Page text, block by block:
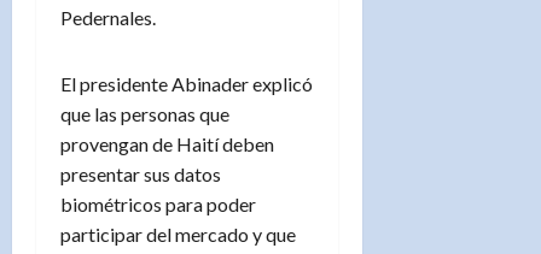
Pedernales.
El presidente Abinader explicó
que las personas que
provengan de Haití deben
presentar sus datos
biométricos para poder
participar del mercado y que